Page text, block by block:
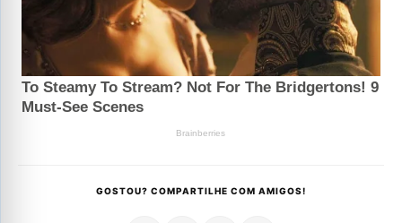
GOSTOU? COMPARTILHE COM AMIGOS!